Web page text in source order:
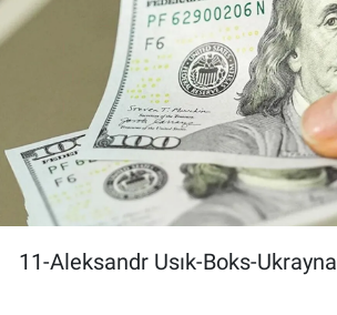
11-Aleksandr Usık-Boks-Ukrayna